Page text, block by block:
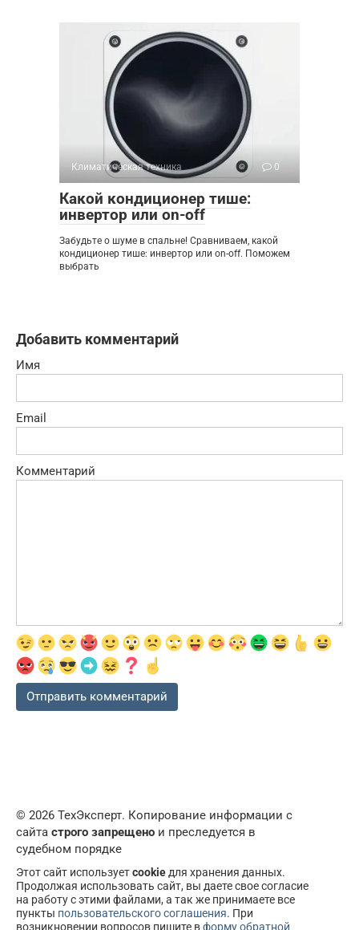
Климатическая техника 0
Какой кондиционер тише:
инвертор или on-off
Забудьте о шуме в спальне! Сравниваем, какой
кондиционер тише: инвертор или on-off. Поможем
выбрать
Добавить комментарий
Имя
Email
Комментарий
© 2026 ТехЭксперт. Копирование информации с
сайта строго запрещено и преследуется в
судебном порядке
Этот сайт используетcookie для хранения данных.
Продолжая использовать сайт, вы даете свое согласие
на работу с этими файлами, а так же принимаете все
пункты пользовательского соглашения. При
возникновении вопросов пишите вформу обратной